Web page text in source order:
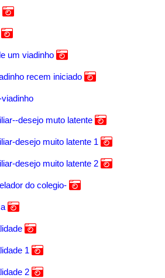
um viadinho
recem iniciado
desejo muto latente
desejo muito latente 1
desejo muito latente 2
do colegio-
1
2